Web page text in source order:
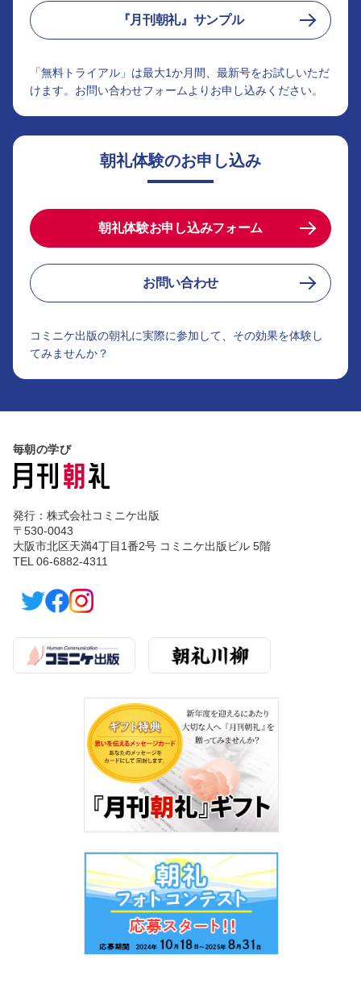
『月刊朝礼』サンプル
「無料トライアル」は最大1か月間、最新号をお試しいただ
けます。お問い合わせフォームよりお申し込みください。
朝礼体験のお申し込み
朝礼体験お申し込みフォーム
お問い合わせ
コミニケ出版の朝礼に実際に参加して、その効果を体験し
てみませんか？
毎朝の学び
発行：株式会社コミニケ出版
〒530-0043
大阪市北区天満4丁目1番2号 コミニケ出版ビル 5階
TEL 06-6882-4311